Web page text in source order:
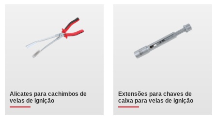
Alicates para cachimbos de
velas de ignição
Extensões para chaves de
caixa para velas de ignição